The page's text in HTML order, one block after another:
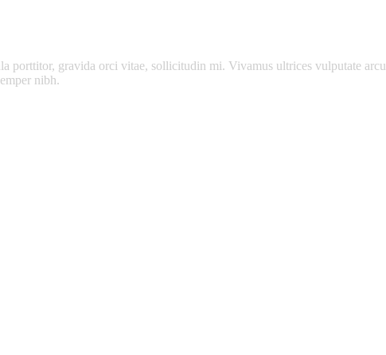
porttitor, gravida orci vitae, sollicitudin mi. Vivamus ultrices vulputate arcu
nibh.